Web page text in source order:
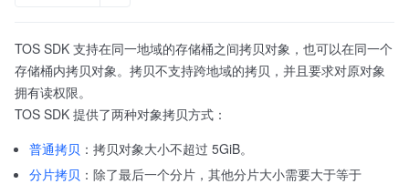
TOS SDK 支持在同一地域的存储桶之间拷贝对象，也可以在同一个
存储桶内拷贝对象。拷贝不支持跨地域的拷贝，并且要求对原对象
拥有读权限。
TOS SDK 提供了两种对象拷贝方式：
普通拷贝 ：拷贝对象大小不超过 5GiB。
分片拷贝 ：除了最后一个分片，其他分片大小需要大于等于